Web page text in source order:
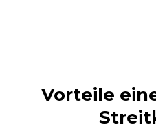
Vorteile